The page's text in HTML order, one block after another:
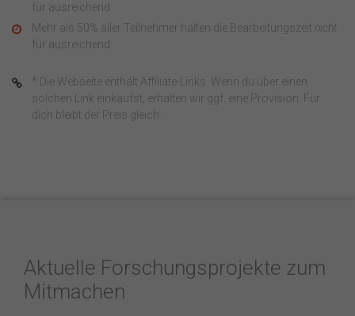
für ausreichend
Mehr als 50% aller Teilnehmer halten die Bearbeitungszeit nicht
für ausreichend
* Die Webseite enthält Affiliate-Links. Wenn du über einen
solchen Link einkaufst, erhalten wir ggf. eine Provision. Für
dich bleibt der Preis gleich.
Aktuelle Forschungsprojekte zum
Mitmachen